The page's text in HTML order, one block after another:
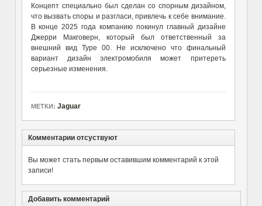
Концепт специально был сделан со спорным дизайном,
что вызвать споры и разгласи, привлечь к себе внимание.
В конце 2025 года компанию покинул главный дизайне
Джерри Макговерн, который был ответственный за
внешний вид Type 00. Не исключено что финальный
вариант дизайн электромобиля может притереть
серьезные изменения.
МЕТКИ: Jaguar
Комментарии отсуствуют
Вы может стать первым оставившим комментарий к этой
записи!
Добавить комментарий